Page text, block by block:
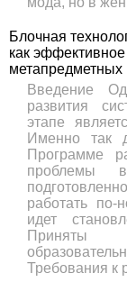
Блочная
как
метапредметных
Введение
развития
этапе
Именно так
Программе
проблемы
работать
идет
Приняты
Требования к